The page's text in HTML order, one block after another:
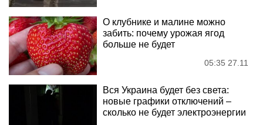
О клубнике и малине можно
забить: почему урожая ягод
больше не будет
05:35 27.11
Вся Украина будет без света:
новые графики отключений –
сколько не будет электроэнергии